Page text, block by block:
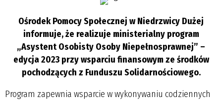
Ośrodek Pomocy Społecznej w Niedrzwicy Dużej
informuje, że realizuje ministerialny program
„Asystent Osobisty Osoby Niepełnosprawnej” –
edycja 2023 przy wsparciu finansowym ze środków
pochodzących z Funduszu Solidarnościowego.
Program zapewnia wsparcie w wykonywaniu codziennych